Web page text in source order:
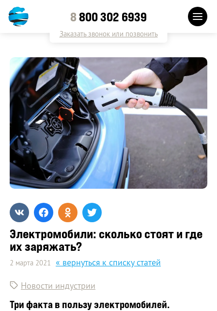
8800 302 6939
Заказать звонок или позвонить
Электромобили: сколько стоят и где
их заряжать?
2 марта 2021 « вернуться к списку статей
Новости индустрии
Три факта в пользу электромобилей.